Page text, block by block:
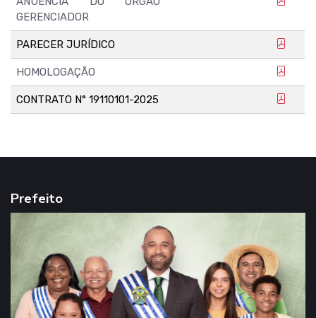
GERENCIADOR
PARECER JURÍDICO
HOMOLOGAÇÃO
CONTRATO N° 19110101-2025
Prefeito